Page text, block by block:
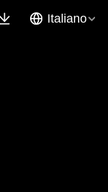
Italiano